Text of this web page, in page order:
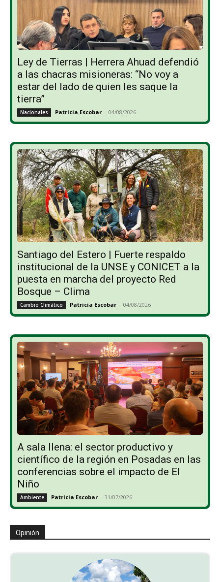
Ley de Tierras | Herrera Ahuad defendió
a las chacras misioneras: “No voy a
estar del lado de quien les saque la
tierra”
Nacionales Patricia Escobar - 04/08/2026
Santiago del Estero | Fuerte respaldo
institucional de la UNSE y CONICET a la
puesta en marcha del proyecto Red
Bosque – Clima
Cambio Climático Patricia Escobar - 04/08/2026
A sala llena: el sector productivo y
científico de la región en Posadas en las
conferencias sobre el impacto de El
Niño
Ambiente Patricia Escobar - 31/07/2026
Opinión